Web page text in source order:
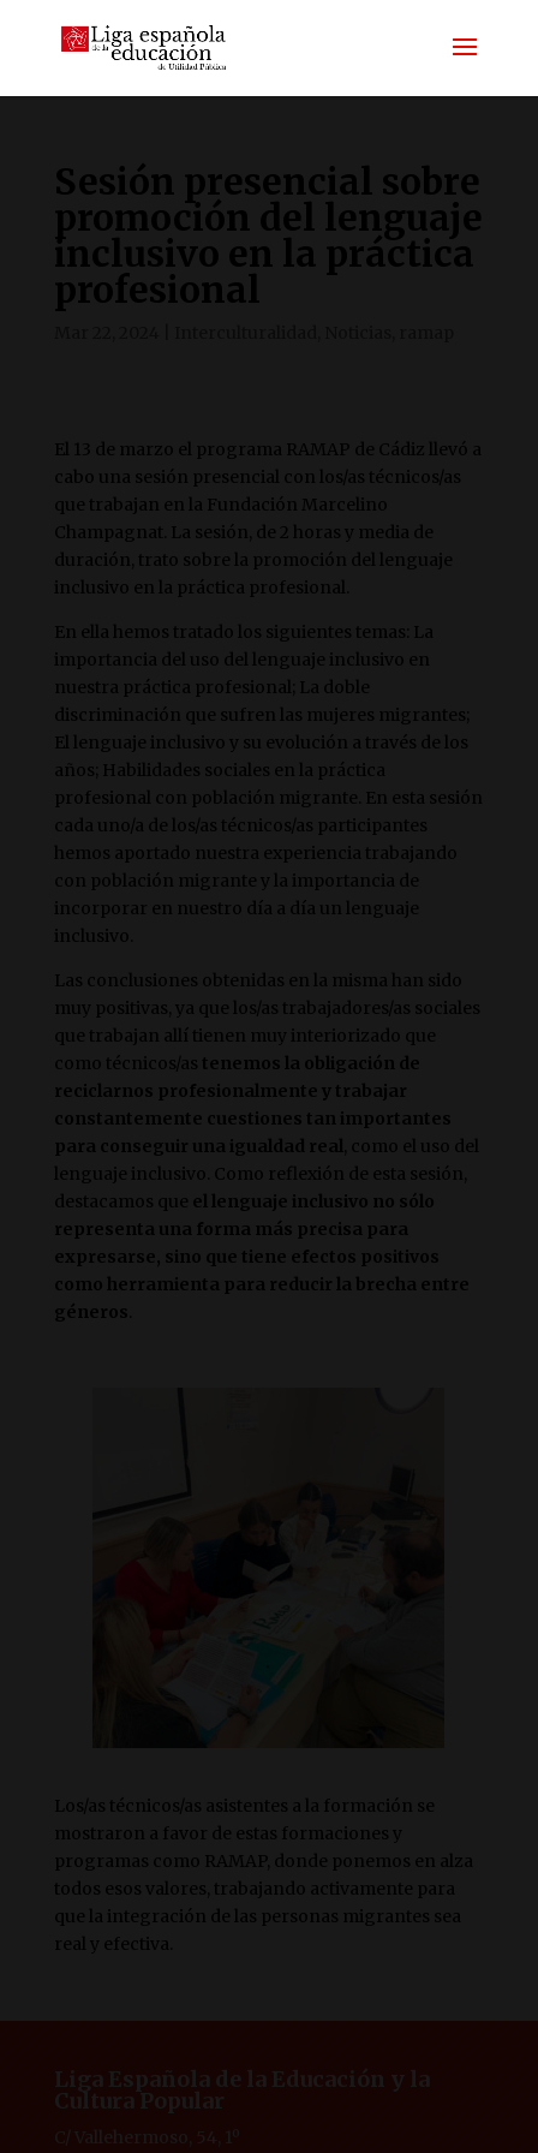
Sesión presencial sobre
promoción del lenguaje
inclusivo en la práctica
profesional
El 13 de marzo el programa RAMAP de Cádiz llevó a
cabo una sesión presencial con los/as técnicos/as
que trabajan en la Fundación Marcelino
Champagnat. La sesión, de 2 horas y media de
duración, trato sobre la promoción del lenguaje
inclusivo en la práctica profesional.
En ella hemos tratado los siguientes temas: La
importancia del uso del lenguaje inclusivo en
nuestra práctica profesional; La doble
discriminación que sufren las mujeres migrantes;
El lenguaje inclusivo y su evolución a través de los
años; Habilidades sociales en la práctica
profesional con población migrante. En esta sesión
cada uno/a de los/as técnicos/as participantes
hemos aportado nuestra experiencia trabajando
con población migrante y la importancia de
incorporar en nuestro día a día un lenguaje
inclusivo.
Las conclusiones obtenidas en la misma han sido
muy positivas, ya que los/as trabajadores/as sociales
que trabajan allí tienen muy interiorizado que
como técnicos/as tenemos la obligación de
reciclarnos profesionalmente y trabajar
constantemente cuestiones tan importantes
para conseguir una igualdad real
, como el uso del
lenguaje inclusivo. Como reflexión de esta sesión,
destacamos que el lenguaje inclusivo no sólo
representa una forma más precisa para
expresarse, sino que tiene efectos positivos
como herramienta para reducir la brecha entre
géneros
Los/as técnicos/as asistentes a la formación se
mostraron a favor de estas formaciones y
programas como RAMAP, donde ponemos en alza
todos esos valores, trabajando activamente para
que la integración de las personas migrantes sea
real y efectiva.